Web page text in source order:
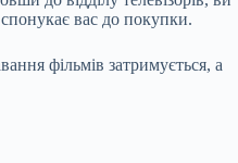
вас до покупки.
фільмів затримується, а